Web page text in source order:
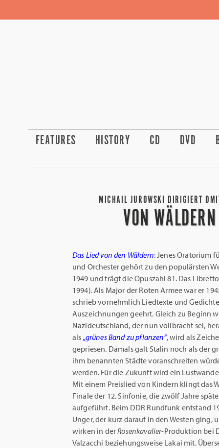
FEATURES HISTORY CD DVD
MICHAIL JUROWSKI DIRIGIERT
VON
Das Lied von den Wäldern: Jenes Oratorium
und Orchester gehört zu den populärsten
1949 und trägt die Opuszahl 81. Das
1994). Als Major der Roten Armee war er
schrieb vornehmlich Liedtexte und
Auszeichnungen geehrt. Gleich zu Beginn
Nazideutschland, der nun vollbracht sei,
als „grünes Band zu pflanzen“, wird als
gepriesen. Damals galt Stalin noch als der
ihm benannten Städte voranschreiten
werden. Für die Zukunft wird ein
Mit einem Preislied von Kindern klingt das
Finale der 12. Sinfonie, die zwölf Jahre
aufgeführt. Beim DDR Rundfunk entstand
Unger, der kurz darauf in den Westen ging,
wirken in derRosenkavalier-Produktion bei
Valzacchi beziehungsweise Lakai mit.